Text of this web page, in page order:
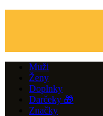
Muži
Ženy
Doplnky
Darčeky 🎁
Značky